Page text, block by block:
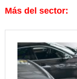
Más del sector: